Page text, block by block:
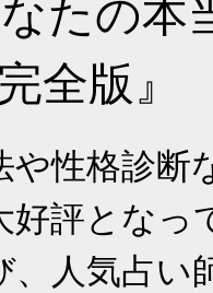
たの本
全版』
や性格診断
好評となっ
、人気占い